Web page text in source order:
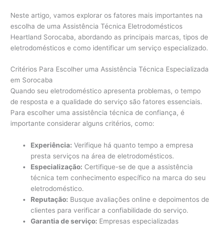
Neste artigo, vamos explorar os fatores mais importantes na
escolha de uma Assistência Técnica Eletrodomésticos
Heartland Sorocaba, abordando as principais marcas, tipos de
eletrodomésticos e como identificar um serviço especializado.
Critérios Para Escolher uma Assistência Técnica Especializada
em Sorocaba
Quando seu eletrodoméstico apresenta problemas, o tempo
de resposta e a qualidade do serviço são fatores essenciais.
Para escolher uma assistência técnica de confiança, é
importante considerar alguns critérios, como:
Experiência: Verifique há quanto tempo a empresa
presta serviços na área de eletrodomésticos.
Especialização: Certifique-se de que a assistência
técnica tem conhecimento específico na marca do seu
eletrodoméstico.
Reputação: Busque avaliações online e depoimentos de
clientes para verificar a confiabilidade do serviço.
Garantia de serviço: Empresas especializadas